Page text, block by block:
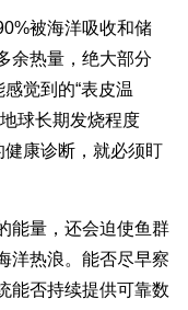
被海洋吸收和储
余热量，绝大部分
觉到的“表皮温
球长期发烧程度
健康诊断，就必须盯
量，还会迫使鱼群
洋热浪。能否尽早察
能否持续提供可靠数